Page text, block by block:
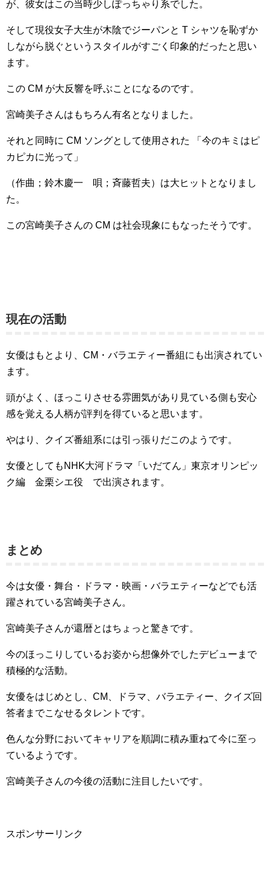
が、彼女はこの当時少しぽっちゃり系でした。
そして現役女子大生が木陰でジーパンと T シャツを恥ずか
しながら脱ぐというスタイルがすごく印象的だったと思い
ます。
この CM が大反響を呼ぶことになるのです。
宮崎美子さんはもちろん有名となりました。
それと同時に CM ソングとして使用された 「今のキミはピ
カピカに光って」
（作曲；鈴木慶一 唄；斉藤哲夫）は大ヒットとなりまし
た。
この宮崎美子さんの CM は社会現象にもなったそうです。
現在の活動
女優はもとより、CM・バラエティー番組にも出演されてい
ます。
頭がよく、ほっこりさせる雰囲気があり見ている側も安心
感を覚える人柄が評判を得ていると思います。
やはり、クイズ番組系には引っ張りだこのようです。
女優としてもNHK大河ドラマ「いだてん」東京オリンピッ
ク編 金栗シエ役 で出演されます。
まとめ
今は女優・舞台・ドラマ・映画・バラエティーなどでも活
躍されている宮崎美子さん。
宮崎美子さんが還暦とはちょっと驚きです。
今のほっこりしているお姿から想像外でしたデビューまで
積極的な活動。
女優をはじめとし、CM、ドラマ、バラエティー、クイズ回
答者までこなせるタレントです。
色んな分野においてキャリアを順調に積み重ねて今に至っ
ているようです。
宮崎美子さんの今後の活動に注目したいです。
スポンサーリンク